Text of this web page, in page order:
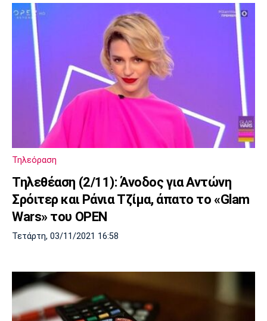
Ντόρτμουντ
Ζερμέν
Μονακό
Ερυθρός
Αστέρας
Τηλεόραση
Τηλεθέαση (2/11): Άνοδος για Αντώνη
Σρόιτερ και Ράνια Τζίμα, άπατο το «Glam
Wars» του OPEN
Τετάρτη, 03/11/2021 16:58